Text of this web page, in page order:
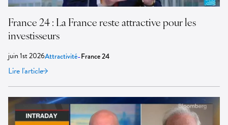
France 24 : La France reste attractive pour les
investisseurs
juin 1st 2026Attractivité-France 24
Lire l'article